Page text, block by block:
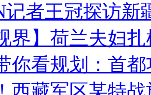
记者王冠探访新
界】荷兰夫妇
你看规划：首
西藏军区某特